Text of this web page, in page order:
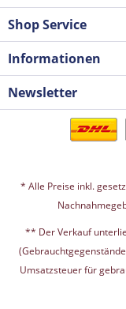
Shop Service
Informationen
Newsletter
* Alle Preise inkl.
** Der Verkauf
Umsatzsteuer für